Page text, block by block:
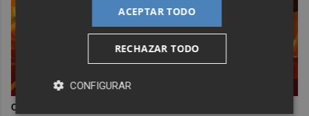
Corepunk MMORPG
ACEPTAR TODO
RECHAZAR TODO
CONFIGURAR